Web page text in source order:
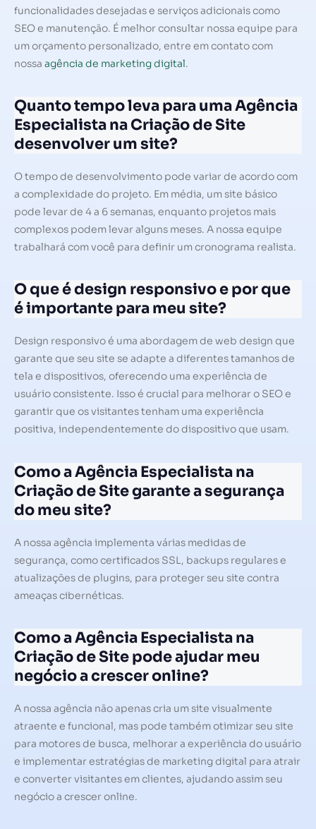
funcionalidades desejadas e serviços adicionais como
SEO e manutenção. É melhor consultar nossa equipe para
um orçamento personalizado, entre em contato com
nossa agência de marketing digital.
Quanto tempo leva para uma Agência
Especialista na Criação de Site
desenvolver um site?
O tempo de desenvolvimento pode variar de acordo com
a complexidade do projeto. Em média, um site básico
pode levar de 4 a 6 semanas, enquanto projetos mais
complexos podem levar alguns meses. A nossa equipe
trabalhará com você para definir um cronograma realista.
O que é design responsivo e por que
é importante para meu site?
Design responsivo é uma abordagem de web design que
garante que seu site se adapte a diferentes tamanhos de
tela e dispositivos, oferecendo uma experiência de
usuário consistente. Isso é crucial para melhorar o SEO e
garantir que os visitantes tenham uma experiência
positiva, independentemente do dispositivo que usam.
Como a Agência Especialista na
Criação de Site garante a segurança
do meu site?
A nossa agência implementa várias medidas de
segurança, como certificados SSL, backups regulares e
atualizações de plugins, para proteger seu site contra
ameaças cibernéticas.
Como a Agência Especialista na
Criação de Site pode ajudar meu
negócio a crescer online?
A nossa agência não apenas cria um site visualmente
atraente e funcional, mas pode também otimizar seu site
para motores de busca, melhorar a experiência do usuário
e implementar estratégias de marketing digital para atrair
e converter visitantes em clientes, ajudando assim seu
negócio a crescer online.